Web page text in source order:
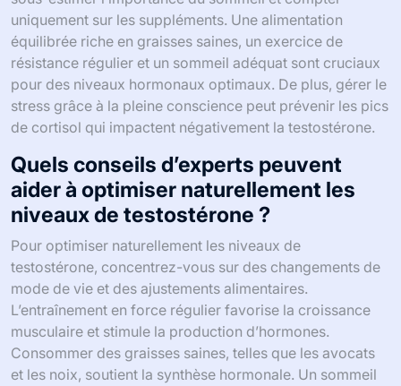
uniquement sur les suppléments. Une alimentation
équilibrée riche en graisses saines, un exercice de
résistance régulier et un sommeil adéquat sont cruciaux
pour des niveaux hormonaux optimaux. De plus, gérer le
stress grâce à la pleine conscience peut prévenir les pics
de cortisol qui impactent négativement la testostérone.
Quels conseils d’experts peuvent
aider à optimiser naturellement les
niveaux de testostérone ?
Pour optimiser naturellement les niveaux de
testostérone, concentrez-vous sur des changements de
mode de vie et des ajustements alimentaires.
L’entraînement en force régulier favorise la croissance
musculaire et stimule la production d’hormones.
Consommer des graisses saines, telles que les avocats
et les noix, soutient la synthèse hormonale. Un sommeil